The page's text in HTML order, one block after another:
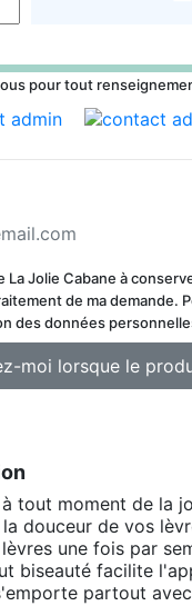
pour tout
La Jolie Cabane à
de ma demande.
des données
tout moment de la
douceur de vos
une fois par
biseauté facilite
partout